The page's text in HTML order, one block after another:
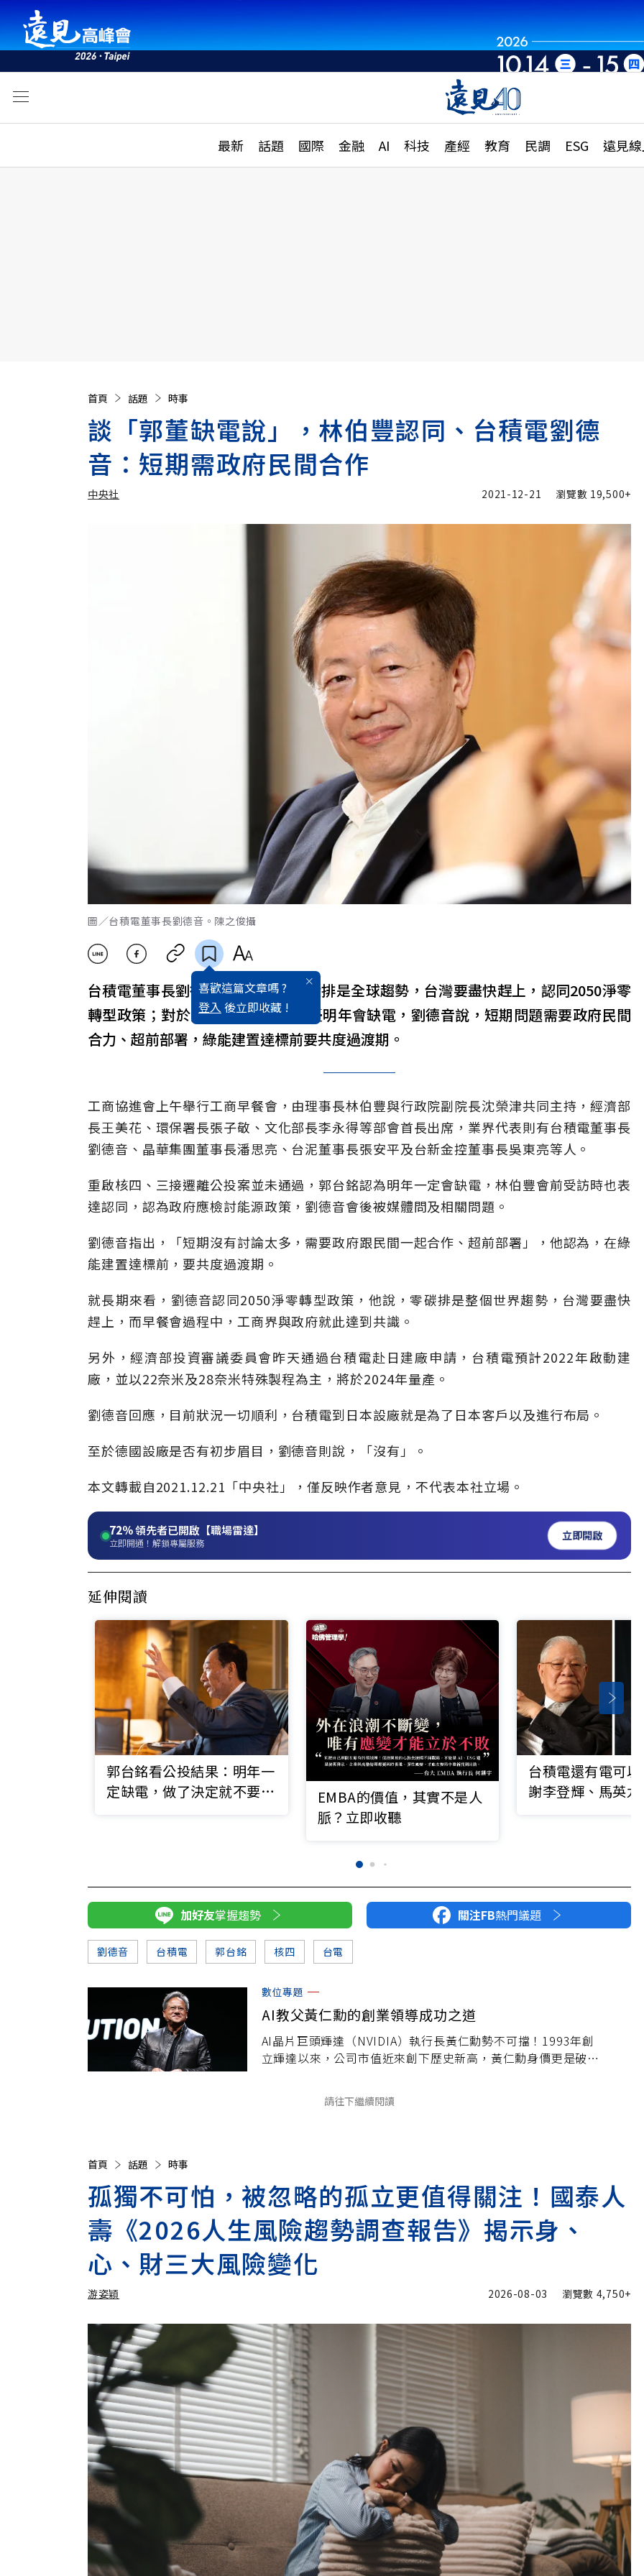
最新 話題 國際 金融 AI 科技 產經 教育 民調 ESG 遠見
活動
話題
國際
特輯
大學升學、職涯攻略
縣市施政調查全解析
首頁 話題 時事
談「郭董缺電說」，林伯豐認同、台積電劉德
音：短期需政府民間合作
中央社 2021-12-21 瀏覽數 19,500+
圖／台積電董事長劉德音。陳之俊攝
喜歡這篇文章嗎 ?
登入 後立即收藏 !
台積電董事長劉德音今天表示，零碳排是全球趨勢，台灣要盡快趕上，認同2050淨零
轉型政策；對於鴻海創辦人郭台銘憂明年會缺電，劉德音說，短期問題需要政府民間
合力、超前部署，綠能建置達標前要共度過渡期。
工商協進會上午舉行工商早餐會，由理事長林伯豐與行政院副院長沈榮津共同主持，經濟部
長王美花、環保署長張子敬、文化部長李永得等部會首長出席，業界代表則有台積電董事長
劉德音、晶華集團董事長潘思亮、台泥董事長張安平及台新金控董事長吳東亮等人。
重啟核四、三接遷離公投案並未通過，郭台銘認為明年一定會缺電，林伯豐會前受訪時也表
達認同，認為政府應檢討能源政策，劉德音會後被媒體問及相關問題。
劉德音指出，「短期沒有討論太多，需要政府跟民間一起合作、超前部署」，他認為，在綠
能建置達標前，要共度過渡期。
就長期來看，劉德音認同2050淨零轉型政策，他說，零碳排是整個世界趨勢，台灣要盡快
趕上，而早餐會過程中，工商界與政府就此達到共識。
另外，經濟部投資審議委員會昨天通過台積電赴日建廠申請，台積電預計2022年啟動建
廠，並以22奈米及28奈米特殊製程為主，將於2024年量產。
劉德音回應，目前狀況一切順利，台積電到日本設廠就是為了日本客戶以及進行布局。
至於德國設廠是否有初步眉目，劉德音則說，「沒有」。
本文轉載自2021.12.21「中央社」，僅反映作者意見，不代表本社立場。
72%領先者已開啟【職場雷達】
立即開通！解鎖專屬服務
立即開啟
延伸閱讀
郭台銘看公投結果：明年一
定缺電，做了決定就不要埋
EMBA的價值，其實不是人
脈？立即收聽
台積電還有電可
謝李登輝、馬英
加好友掌握趨勢 關注FB熱門議題
劉德音 台積電 郭台銘 核四 台電
數位專題
AI教父黃仁勳的創業領導成功之道
AI晶片巨頭輝達（NVIDIA）執行長黃仁勳勢不可擋！1993年創
立輝達以來，公司市值近來創下歷史新高，黃仁勳身價更是破千
請往下繼續閱讀
首頁 話題 時事
孤獨不可怕，被忽略的孤立更值得關注！國泰人
壽《2026人生風險趨勢調查報告》揭示身、
心、財三大風險變化
游姿穎
游姿穎 加入追蹤
2026-08-03 瀏覽數 4,750+